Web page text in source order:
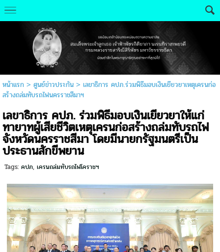
หน้าแรก> ศูนย์ข่าวประกัน> เลขาธิการ คปภ.ร่วมพิธีมอบเงินเยียวยาเหตุเครนก่อ
สร้างถล่มทับรถไฟนครราชสีมาฯ
เลขาธิการ คปภ. ร่วมพิธีมอบเงินเยียวยาให้แก่
ทายาทผู้เสียชีวิตเหตุเครนก่อสร้างถล่มทับรถไฟ
จังหวัดนครราชสีมา โดยมีนายกรัฐมนตรีเป็น
ประธานสักขีพยาน
Tags: คปภ, เครนถล่มทับรถไฟโคราชฯ